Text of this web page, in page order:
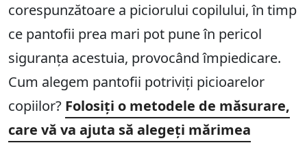
corespunzătoare a piciorului copilului, în timp
ce pantofii prea mari pot pune în pericol
siguranța acestuia, provocând împiedicare.
Cum alegem pantofii potriviți picioarelor
copiilor? Folosiți o metodele de măsurare,
care vă va ajuta să alegeți mărimea